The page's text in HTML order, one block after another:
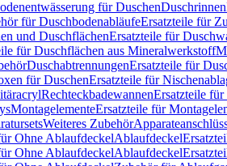
für DuschenDuschrinnen
für DuschbodenabläufeErsatzteile für
und DuschflächenErsatzteile für
für Duschflächen aus Mineralwerkstoff
DuschabtrennungenErsatzteile für
für DuschenErsatzteile für
RechteckbadewannenErsatzteile für
MontagelementeErsatzteile für
Weiteres Zubehör
Ohne AblaufdeckelAblaufdeckel
Ohne AblaufdeckelAblaufdeckel